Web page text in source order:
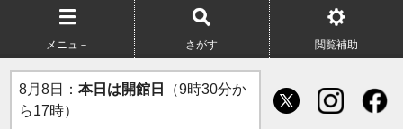
メニュ－ さがす 閲覧補助
8月8日： 本日は開館日
（9時30分か
ら17時）